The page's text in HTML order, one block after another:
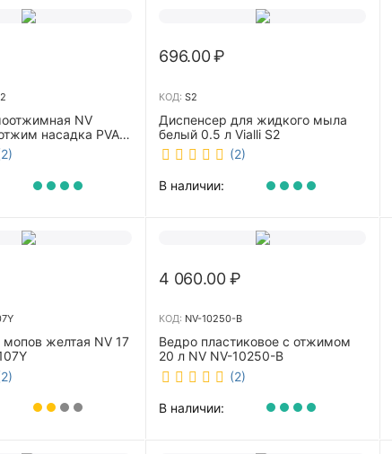
NV
насадка PVA
рукоятка
SM2712
696.00₽
КОД: S2
Диспенсер для жидкого мыла
белый 0.5 л Vialli S2
(2)
В наличии:
желтая NV 17
4 060.00 ₽
КОД: NV-10250-B
Ведро пластиковое с отжимом
20 л NV NV-10250-B
(2)
В наличии: